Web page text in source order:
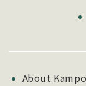
About